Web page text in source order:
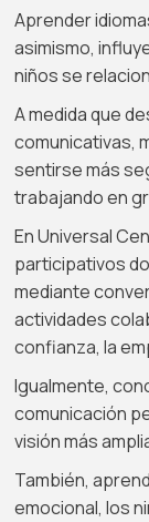
Aprender
asimismo,
niños se
A medida que
comunicativas,
sentirse más
trabajando en
En Universal
participativos
mediante
actividades
confianza, la
Igualmente,
comunicación
visión más
También,
emocional, los